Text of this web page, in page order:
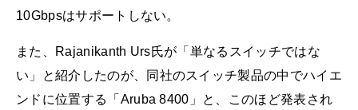
10Gbpsはサポートしない。
また、Rajanikanth Urs氏が「単なるスイッチではな
い」と紹介したのが、同社のスイッチ製品の中でハイエ
ンドに位置する「Aruba 8400」と、このほど発表され